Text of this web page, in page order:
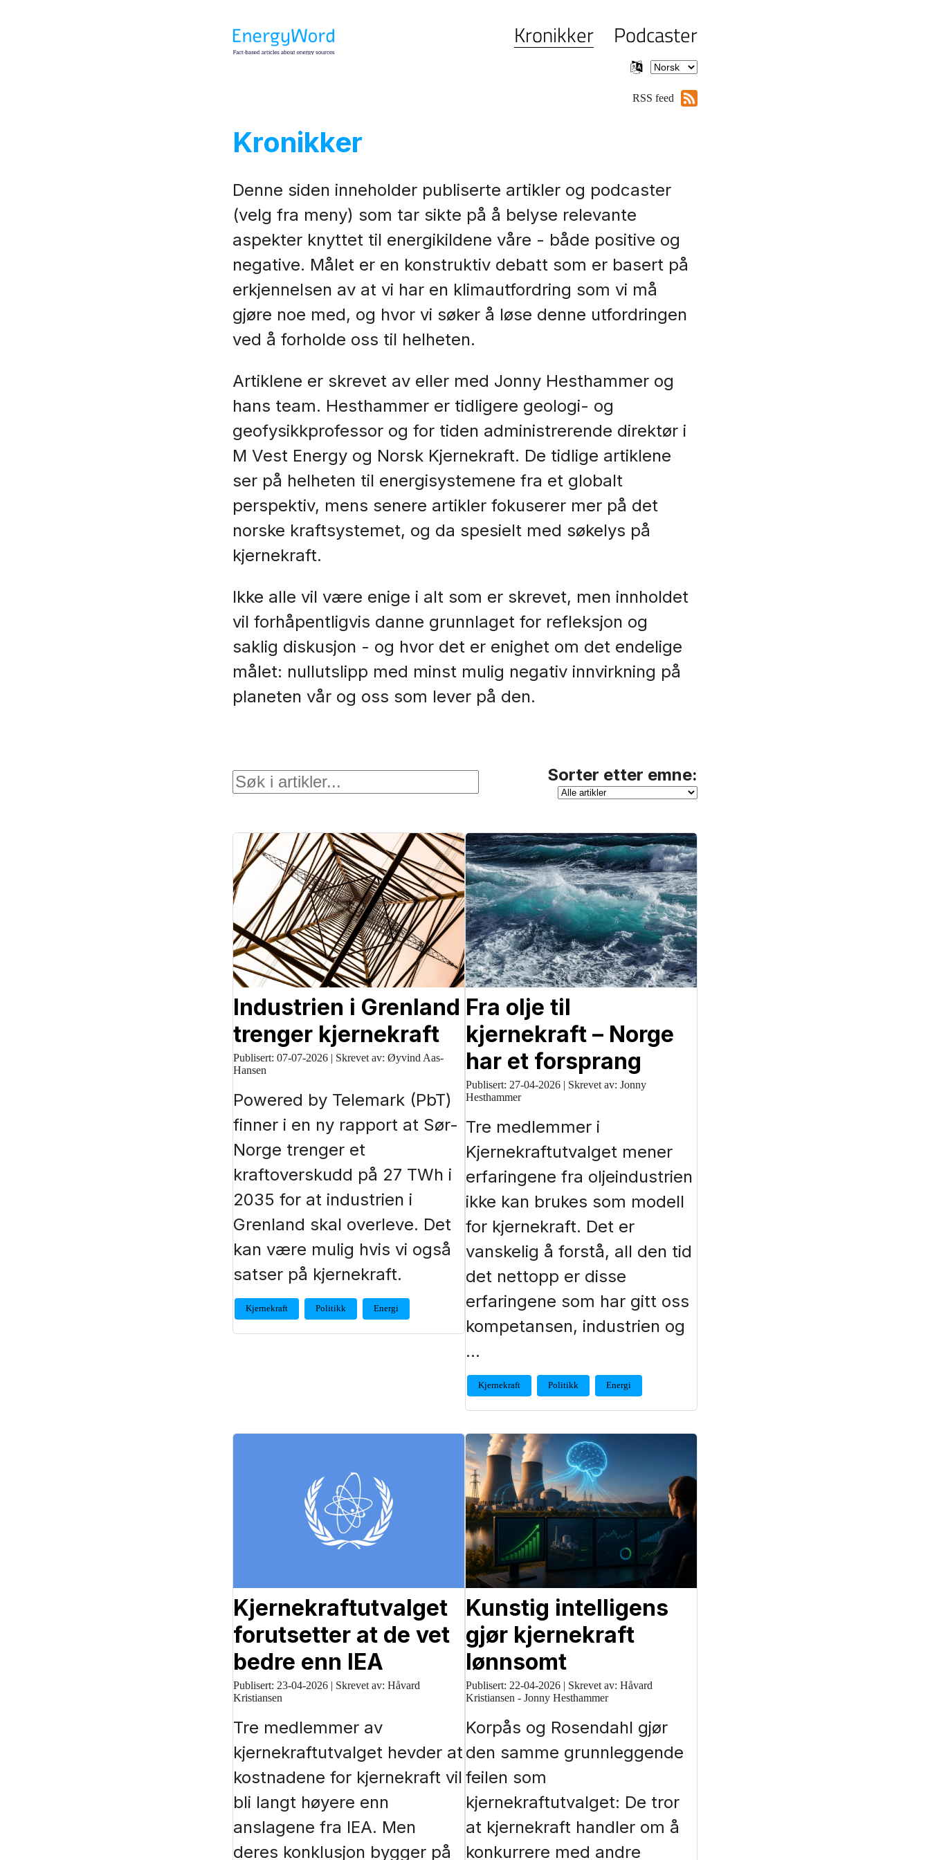
Kronikker Podcaster
RSS feed
Kronikker
Denne siden inneholder publiserte artikler og podcaster
(velg fra meny) som tar sikte på å belyse relevante
aspekter knyttet til energikildene våre - både positive og
negative. Målet er en konstruktiv debatt som er basert på
erkjennelsen av at vi har en klimautfordring som vi må
gjøre noe med, og hvor vi søker å løse denne utfordringen
ved å forholde oss til helheten.
Artiklene er skrevet av eller med Jonny Hesthammer og
hans team. Hesthammer er tidligere geologi- og
geofysikkprofessor og for tiden administrerende direktør i
M Vest Energy og Norsk Kjernekraft. De tidlige artiklene
ser på helheten til energisystemene fra et globalt
perspektiv, mens senere artikler fokuserer mer på det
norske kraftsystemet, og da spesielt med søkelys på
kjernekraft.
Ikke alle vil være enige i alt som er skrevet, men innholdet
vil forhåpentligvis danne grunnlaget for refleksjon og
saklig diskusjon - og hvor det er enighet om det endelige
målet: nullutslipp med minst mulig negativ innvirkning på
planeten vår og oss som lever på den.
Sorter etter emne:
Industrien i Grenland
trenger kjernekraft
Publisert: 07-07-2026 | Skrevet av: Øyvind Aas-
Hansen
Powered by Telemark (PbT)
finner i en ny rapport at Sør-
Norge trenger et
kraftoverskudd på 27 TWh i
2035 for at industrien i
Grenland skal overleve. Det
kan være mulig hvis vi også
satser på kjernekraft.
Kjernekraft Politikk Energi
Fra olje til
kjernekraft – Norge
har et forsprang
Publisert: 27-04-2026 | Skrevet av: Jonny
Hesthammer
Tre medlemmer i
Kjernekraftutvalget mener
erfaringene fra oljeindustrien
ikke kan brukes som modell
for kjernekraft. Det er
vanskelig å forstå, all den tid
det nettopp er disse
erfaringene som har gitt oss
kompetansen, industrien og
…
Kjernekraft Politikk Energi
Kjernekraftutvalget
forutsetter at de vet
bedre enn IEA
Publisert: 23-04-2026 | Skrevet av: Håvard
Kristiansen
Tre medlemmer av
kjernekraftutvalget hevder at
kostnadene for kjernekraft vil
bli langt høyere enn
anslagene fra IEA. Men
deres konklusjon bygger på
Kunstig intelligens
gjør kjernekraft
lønnsomt
Publisert: 22-04-2026 | Skrevet av: Håvard
Kristiansen - Jonny Hesthammer
Korpås og Rosendahl gjør
den samme grunnleggende
feilen som
kjernekraftutvalget: De tror
at kjernekraft handler om å
konkurrere med andre